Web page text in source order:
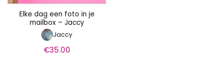
Elke dag een foto in je
mailbox – Jaccy
Jaccy
€35.00